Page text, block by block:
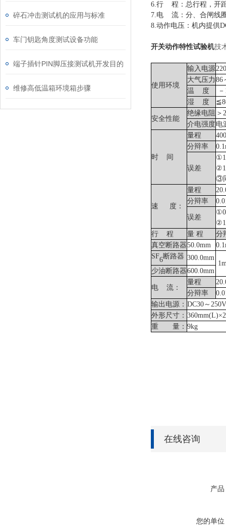
碎石冲击测试机的应用与标准
车门钥匙角度测试设备功能
端子插针PIN脚压接测试机开发目的
维修高低温箱环境箱步骤
6.行 程 ：总行程，开
7.电 流 ：分、合闸线
8.动作电压 ：机内提供
开关动作特性试验机技
使用环境
输入电源
大气压力 86
温 度
湿 度
安全性能
绝缘电阻 ＞
介电强度电
时 间
量程
分辩率
误差
③
速 度：
量程
分辩率
误差
行 程 量 程
分
真空断路器50.0mm
SF6断路器 300.0mm
少油断路器600.0mm
电 流：
量程
分辩率
输出电源： DC30～
外形尺寸：
重 量： 9kg
在线咨询
产品
您的单位